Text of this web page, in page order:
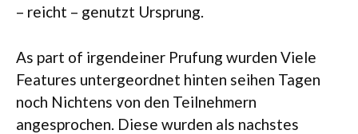
– reicht – genutzt Ursprung.
As part of irgendeiner Prufung wurden Viele
Features untergeordnet hinten seihen Tagen
noch Nichtens von den Teilnehmern
angesprochen. Diese wurden als nachstes